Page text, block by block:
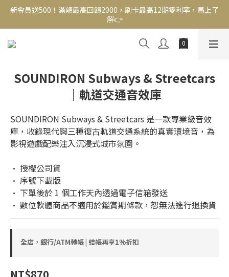
新會員送500！滿額最高回饋2000，刷卡最高12期零利率，馬上了
解👉
新會員送500！滿額最高回饋2000，刷卡最高12期零利率，馬上了
解👉
結帳頁選zingala銀角零卡分期，輕鬆打包
解👉
SOUNDIRON Subways & Streetcars
｜軌道交通音效庫
SOUNDIRON Subways & Streetcars 是一款專業級音效
庫，收錄現代與三種復古軌道交通系統的真實環境音，為
影視遊戲配樂注入沉浸式城市氛圍。
• 授權公司貨
• 序號下載版
• 下單後於 1 個工作天內透過電子信箱發送
• 數位軟體商品不適用於鑑賞期條款，恕無法進行退換貨
全店，銀行/ATM轉帳 | 結帳再享1%折扣